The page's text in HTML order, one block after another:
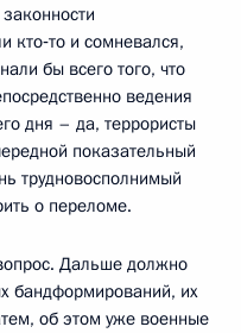
кто‑то и сомневался,
бы всего того, что
ведения
дня – да, террористы
показательный
трудновосполнимый
о переломе.
Дальше должно
бандформирований, их
об этом уже военные